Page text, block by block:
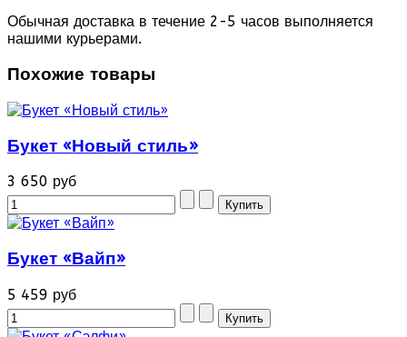
Обычная доставка в течение 2-5 часов выполняется
нашими курьерами.
Похожие товары
Букет «Новый стиль»
3 650 руб
Букет «Вайп»
5 459 руб